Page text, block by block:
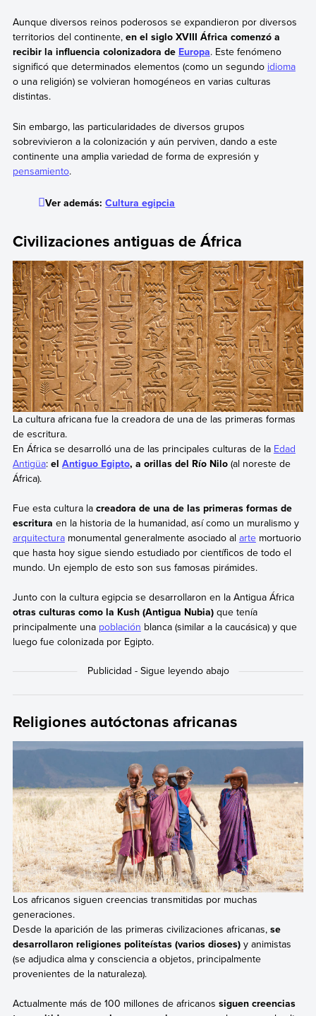
Aunque diversos reinos poderosos se expandieron por diversos
territorios del continente, en el siglo XVIII África comenzó a
recibir la influencia colonizadora de Europa. Este fenómeno
significó que determinados elementos (como un segundo idioma
o una religión) se volvieran homogéneos en varias culturas
distintas.
Sin embargo, las particularidades de diversos grupos
sobrevivieron a la colonización y aún perviven, dando a este
continente una amplia variedad de forma de expresión y
pensamiento.
Ver además:Cultura egipcia
Civilizaciones antiguas de África
La cultura africana fue la creadora de una de las primeras formas
de escritura.
En África se desarrolló una de las principales culturas de la Edad
Antigüa: el Antiguo Egipto, a orillas del Río Nilo(al noreste de
África).
Fue esta cultura lacreadora de una de las primeras formas de
escritura en la historia de la humanidad, así como un muralismo y
arquitecturamonumental generalmente asociado al artemortuorio
que hasta hoy sigue siendo estudiado por científicos de todo el
mundo. Un ejemplo de esto son sus famosas pirámides.
Junto con la cultura egipcia se desarrollaron en la Antigua África
otras culturas como la Kush (Antigua Nubia)que tenía
principalmente una población blanca (similar a la caucásica) y que
luego fue colonizada por Egipto.
Religiones autóctonas africanas
Los africanos siguen creencias transmitidas por muchas
generaciones.
Desde la aparición de las primeras civilizaciones africanas,se
desarrollaron religiones politeístas (varios dioses)y animistas
(se adjudica alma y consciencia a objetos, principalmente
provenientes de la naturaleza).
Actualmente más de 100 millones de africanos siguen creencias